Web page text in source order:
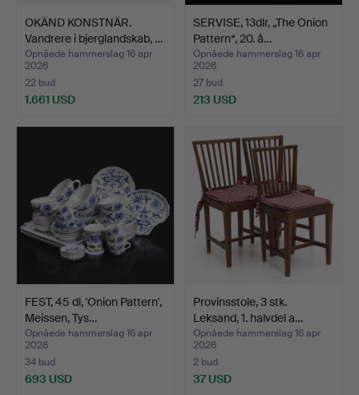
OKÄND KONSTNÄR.
Vandrere i bjerglandskab, …
Opnåede hammerslag 16 apr
2026
22 bud
1.661 USD
SERVISE, 13dlr, „The Onion
Pattern“, 20. å…
Opnåede hammerslag 16 apr
2026
27 bud
213 USD
FEST, 45 dl, 'Onion Pattern',
Meissen, Tys…
Opnåede hammerslag 16 apr
2026
34 bud
693 USD
Provinsstole, 3 stk.
Leksand, 1. halvdel a…
Opnåede hammerslag 16 apr
2026
2 bud
37 USD